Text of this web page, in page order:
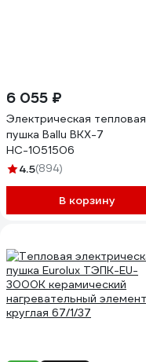
6 055 ₽
Электрическая тепловая
пушка Ballu BKX-7
НС-1051506
4.5(894)
В корзину